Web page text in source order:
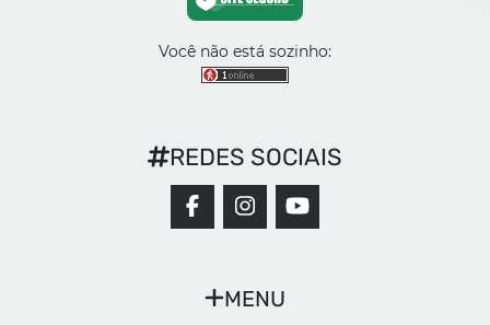
Você não está sozinho:
MENU
REDES SOCIAIS